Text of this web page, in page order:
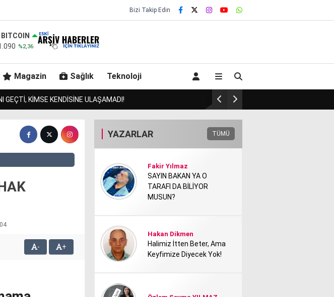
Bizi Takip Edin
BITCOIN
%2,36
Magazin Sağlık Teknoloji
13 İNEĞİNİDE BULACAK MI?!.
- +
YAZARLAR TÜMÜ
Fakir Yılmaz
SAYIN BAKAN YA O
TARAFI DA BİLİYOR
MUSUN?
Hakan Dikmen
Halimiz İtten Beter, Ama
Keyfimize Diyecek Yok!